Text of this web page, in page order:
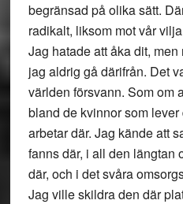
begränsad på olika sätt.
radikalt, liksom mot vår
Jag hatade att åka dit,
jag aldrig gå därifrån. Det
världen försvann. Som om
bland de kvinnor som
arbetar där. Jag kände att
fanns där, i all den längtan
där, och i det svåra
Jag ville skildra den där